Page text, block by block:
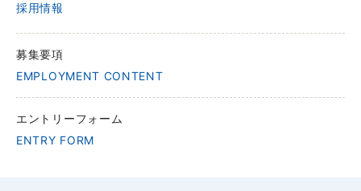
採用情報
募集要項
EMPLOYMENT CONTENT
エントリーフォーム
ENTRY FORM